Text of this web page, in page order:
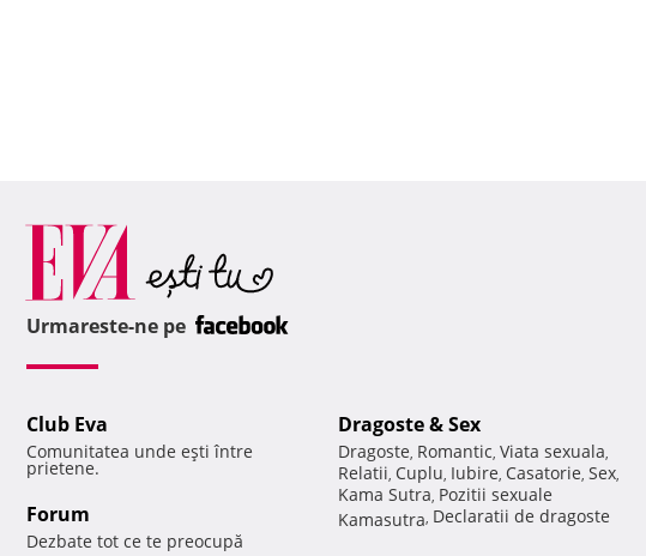
Urmareste-ne pe
Club Eva
Comunitatea unde eşti între
prietene.
Forum
Dezbate tot ce te preocupă
Dragoste & Sex
Dragoste, Romantic, Viata sexuala,
Relatii, Cuplu, Iubire, Casatorie, Sex,
Kama Sutra, Pozitii sexuale
Kamasutra, Declaratii de dragoste